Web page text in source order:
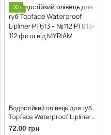
Хіт
Водостійкий олівець для губ
Topface Waterproof Lipliner
PT613 - №112
72.00 грн